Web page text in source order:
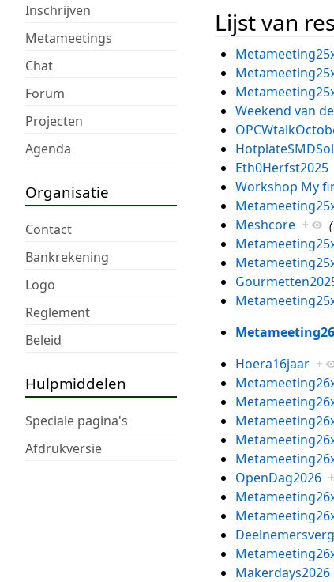
Inschrijven
Metameetings
Chat
Forum
Projecten
Agenda
Organisatie
Contact
Bankrekening
Logo
Reglement
Beleid
Hulpmiddelen
Speciale pagina's
Afdrukversie
Lijst van
Weekend van
Eth0Herfst2025
Workshop My
Meshcore +
Hoera16jaar +
OpenDag2026 +
Makerdays2026